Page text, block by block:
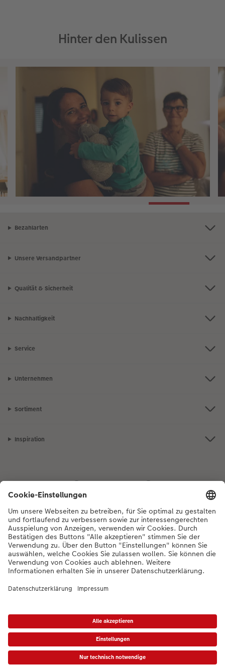
Hinter den Kulissen
Bezahlarten
Unsere Versandpartner
Qualität & Sicherheit
Nachhaltigkeit
Service
Unternehmen
Sortiment
Inspiration
Bei Fragen zu Produkten oder der Bestellung können Sie uns gerne von
Montag bis Samstag von 8:00 – 20:00 Uhr und Sonntag von 10:00 –
20:00 Uhr (gesetzliche Feiertage ausgenommen) unter der
Telefonnummer044 499 01 21kontaktieren.
DE| FR|IT
Produkt hat ggfs. einen höheren Preis.
|AGB|Datenschutz|Impressum